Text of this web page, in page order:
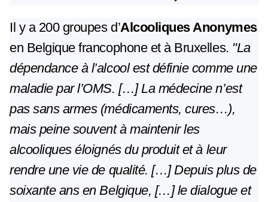
Il y a 200 groupes d’Alcooliques Anonymes
en Belgique francophone et à Bruxelles. "La
dépendance à l’alcool est définie comme une
maladie par l’OMS. […] La médecine n’est
pas sans armes (médicaments, cures…),
mais peine souvent à maintenir les
alcooliques éloignés du produit et à leur
rendre une vie de qualité. […] Depuis plus de
soixante ans en Belgique, […] le dialogue et